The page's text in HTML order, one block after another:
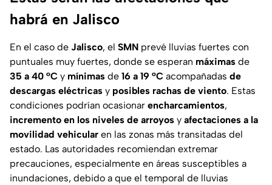
habrá en Jalisco
En el caso de Jalisco, el SMN prevé lluvias fuertes con
puntuales muy fuertes, donde se esperan máximas de
35 a 40 °C y mínimas de 16 a 19 °C acompañadas de
descargas eléctricas y posibles rachas de viento. Estas
condiciones podrían ocasionar encharcamientos,
incremento en los niveles de arroyos y afectaciones a la
movilidad vehicular en las zonas más transitadas del
estado. Las autoridades recomiendan extremar
precauciones, especialmente en áreas susceptibles a
inundaciones, debido a que el temporal de lluvias